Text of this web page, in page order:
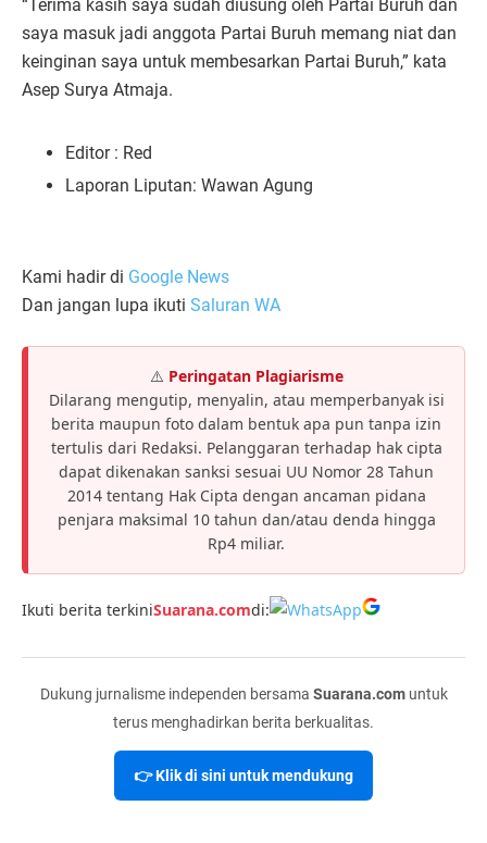
“Terima kasih saya sudah diusung oleh Partai Buruh dan
saya masuk jadi anggota Partai Buruh memang niat dan
keinginan saya untuk membesarkan Partai Buruh,” kata
Asep Surya Atmaja.
Editor : Red
Laporan Liputan: Wawan Agung
Kami hadir di Google News
Dan jangan lupa ikuti Saluran WA
⚠️ Peringatan Plagiarisme
Dilarang mengutip, menyalin, atau memperbanyak isi
berita maupun foto dalam bentuk apa pun tanpa izin
tertulis dari Redaksi. Pelanggaran terhadap hak cipta
dapat dikenakan sanksi sesuai UU Nomor 28 Tahun
2014 tentang Hak Cipta dengan ancaman pidana
penjara maksimal 10 tahun dan/atau denda hingga
Rp4 miliar.
Ikuti berita terkiniSuarana.comdi:
Dukung jurnalisme independen bersama Suarana.comuntuk
terus menghadirkan berita berkualitas.
👉 Klik di sini untuk mendukung